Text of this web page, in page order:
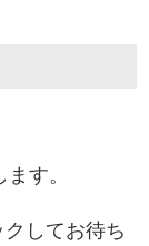
す。
してお待ち